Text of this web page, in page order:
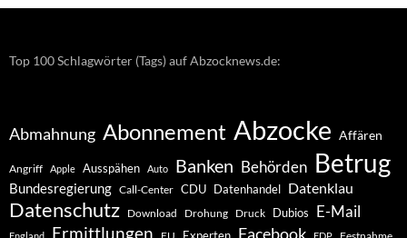
Top 100 Schlagwörter (Tags) auf Abzocknews.de:
Abmahnung Abonnement Abzocke Affären
Angriff Apple Ausspähen Auto Banken Behörden Betrug
Bundesregierung Call-Center CDU Datenhandel Datenklau
Datenschutz Download Drohung Druck Dubios E-Mail
Ermittlungen Facebook